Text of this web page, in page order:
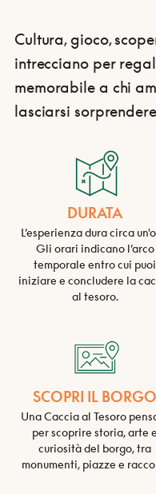
Cultura, gioco,
intrecciano per
memorabile a chi
lasciarsi
DURATA
L’esperienza dura circa
Gli orari indicano l’arco
temporale entro cui puoi
iniziare e concludere la
al tesoro.
SCOPRI IL BORGO
Una Caccia al Tesoro
per scoprire storia, arte e
curiosità del borgo, tra
monumenti, piazze e